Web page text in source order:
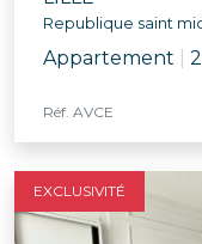
Republique saint
Appartement
Réf. AVCE
EXCLUSIVITÉ